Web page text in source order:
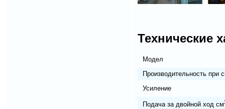
Технические
Модел
Производительность при
Усиление
Подача за двойной ход см